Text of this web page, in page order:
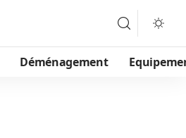
Déménagement